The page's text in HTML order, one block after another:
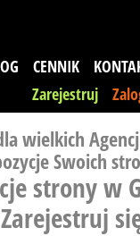
CENNIK
Zarejestruj
wielkich
Swoich
strony w
Zarejestruj